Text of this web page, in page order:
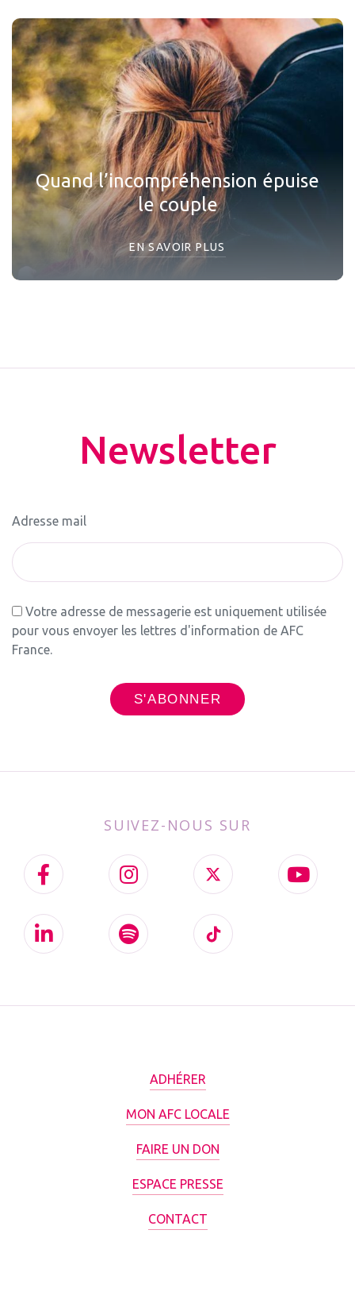
Quand l’incompréhension épuise
le couple
EN SAVOIR PLUS
Newsletter
Adresse mail
Votre adresse de messagerie est uniquement utilisée
pour vous envoyer les lettres d'information de AFC
France.
SUIVEZ-NOUS SUR
ADHÉRER
MON AFC LOCALE
FAIRE UN DON
ESPACE PRESSE
CONTACT